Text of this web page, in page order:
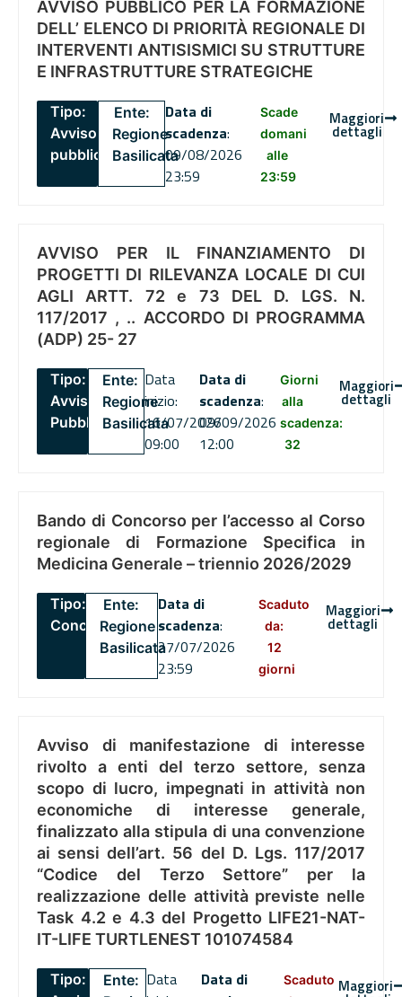
AVVISO PUBBLICO PER LA FORMAZIONE
DELL’ ELENCO DI PRIORITÀ REGIONALE DI
INTERVENTI ANTISISMICI SU STRUTTURE
E INFRASTRUTTURE STRATEGICHE
Tipo:
Avviso
pubblico
Ente:
Regione
Basilicata
Data di
scadenza:
09/08/2026
23:59
Scade
domani
alle
23:59
Maggiori
dettagli
AVVISO PER IL FINANZIAMENTO DI
PROGETTI DI RILEVANZA LOCALE DI CUI
AGLI ARTT. 72 e 73 DEL D. LGS. N.
117/2017 , .. ACCORDO DI PROGRAMMA
(ADP) 25- 27
Tipo:
Avviso
Pubblico
Ente:
Regione
Basilicata
Data
inizio:
16/07/2026
09:00
Data di
scadenza:
09/09/2026
12:00
Giorni
alla
scadenza:
32
Maggiori
dettagli
Bando di Concorso per l’accesso al Corso
regionale di Formazione Specifica in
Medicina Generale – triennio 2026/2029
Tipo:
Concorsi
Ente:
Regione
Basilicata
Data di
scadenza:
27/07/2026
23:59
Scaduto
da:
12
giorni
Maggiori
dettagli
Avviso di manifestazione di interesse
rivolto a enti del terzo settore, senza
scopo di lucro, impegnati in attività non
economiche di interesse generale,
finalizzato alla stipula di una convenzione
ai sensi dell’art. 56 del D. Lgs. 117/2017
“Codice del Terzo Settore” per la
realizzazione delle attività previste nelle
Task 4.2 e 4.3 del Progetto LIFE21-NAT-
IT-LIFE TURTLENEST 101074584
Tipo:
Ente: Data
Data di
Scaduto Maggiori